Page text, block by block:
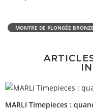
MONTRE DE PLONGÉE BRONZE
MARLI Timepieces :